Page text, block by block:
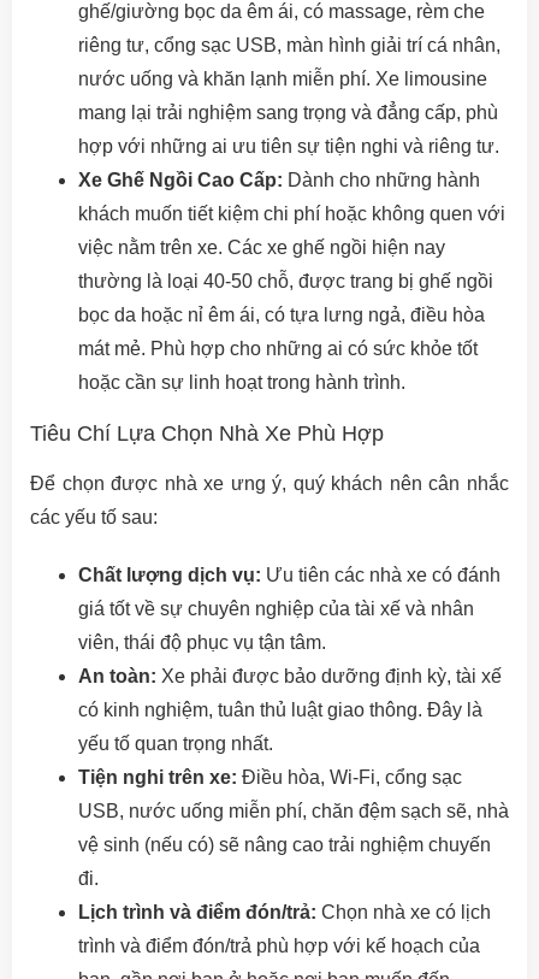
ghế/giường bọc da êm ái, có massage, rèm che
riêng tư, cổng sạc USB, màn hình giải trí cá nhân,
nước uống và khăn lạnh miễn phí. Xe limousine
mang lại trải nghiệm sang trọng và đẳng cấp, phù
hợp với những ai ưu tiên sự tiện nghi và riêng tư.
Xe Ghế Ngồi Cao Cấp: Dành cho những hành
khách muốn tiết kiệm chi phí hoặc không quen với
việc nằm trên xe. Các xe ghế ngồi hiện nay
thường là loại 40-50 chỗ, được trang bị ghế ngồi
bọc da hoặc nỉ êm ái, có tựa lưng ngả, điều hòa
mát mẻ. Phù hợp cho những ai có sức khỏe tốt
hoặc cần sự linh hoạt trong hành trình.
Tiêu Chí Lựa Chọn Nhà Xe Phù Hợp
Để chọn được nhà xe ưng ý, quý khách nên cân nhắc
các yếu tố sau:
Chất lượng dịch vụ: Ưu tiên các nhà xe có đánh
giá tốt về sự chuyên nghiệp của tài xế và nhân
viên, thái độ phục vụ tận tâm.
An toàn: Xe phải được bảo dưỡng định kỳ, tài xế
có kinh nghiệm, tuân thủ luật giao thông. Đây là
yếu tố quan trọng nhất.
Tiện nghi trên xe: Điều hòa, Wi-Fi, cổng sạc
USB, nước uống miễn phí, chăn đệm sạch sẽ, nhà
vệ sinh (nếu có) sẽ nâng cao trải nghiệm chuyến
đi.
Lịch trình và điểm đón/trả: Chọn nhà xe có lịch
trình và điểm đón/trả phù hợp với kế hoạch của